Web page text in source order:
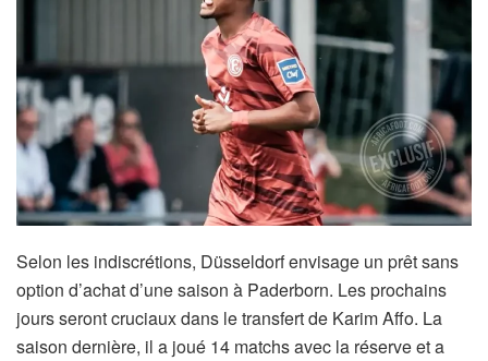
Selon les indiscrétions, Düsseldorf envisage un prêt sans
option d’achat d’une saison à Paderborn. Les prochains
jours seront cruciaux dans le transfert de Karim Affo. La
saison dernière, il a joué 14 matchs avec la réserve et a